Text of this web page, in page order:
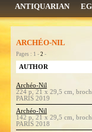
ANTIQUARIAN
ARCHÉO-NIL
Pages : 1 - 2 -
AUTHOR
Archéo-Nil
224 p, 21 x 29,5 cm,
PARIS 2019
Archéo-Nil
142 p, 21 x 29,5 cm,
PARIS 2018